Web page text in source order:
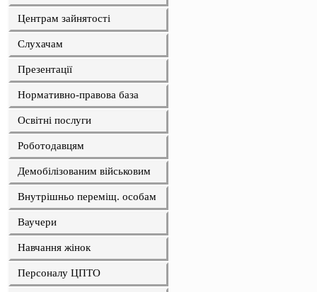
Центрам зайнятості
Слухачам
Презентації
Нормативно-правова база
Освітні послуги
Роботодавцям
Демобілізованим військовим
Внутрішньо переміщ. особам
Ваучери
Навчання жінок
Персоналу ЦПТО